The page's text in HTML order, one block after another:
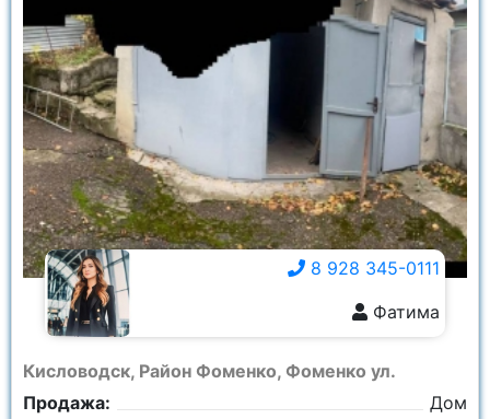
Кисловодск, Район Фоменко, Фоменко ул.
Продажа:
Дом
8 928 345-0111
Фатима